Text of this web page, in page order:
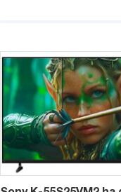
dùng cho phòng bao